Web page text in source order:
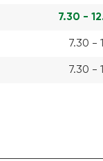
7.30 -
7.30 -
7.30 -